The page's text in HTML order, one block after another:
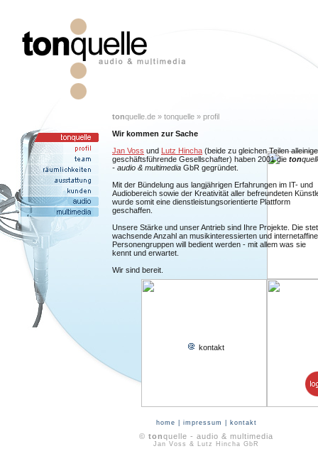
tonquelle.de » tonquelle » profil
Wir kommen zur Sache
Jan Voss und Lutz Hincha (beide zu gleichen Teilen alleinige
geschäftsführende Gesellschafter) haben 2001 die ton
- audio & multimedia GbR gegründet.
Mit der Bündelung aus langjährigen Erfahrungen im IT- und
Audiobereich sowie der Kreativität aller befreundeten
wurde somit eine dienstleistungsorientierte Plattform
geschaffen.
Unsere Stärke und unser Antrieb sind Ihre Projekte. Die
wachsende Anzahl an musikinteressierten und
Personengruppen will bedient werden - mit allem was sie
kennt und erwartet.
Wir sind bereit.
kontakt
home impressum kontakt
© tonquelle - audio & multimedia
Jan Voss & Lutz Hincha GbR